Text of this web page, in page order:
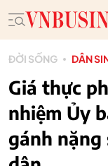
ĐỜI SỐNG DÂN
Giá thực
nhiệm Ủy
gánh